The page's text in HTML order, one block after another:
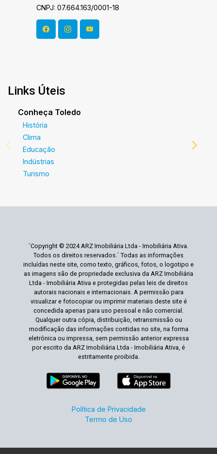
CNPJ: 07.664.163/0001-18
Links Úteis
Conheça Toledo
História
Clima
Educação
Indústrias
Turismo
`Copyright © 2024 ARZ Imobiliária Ltda - Imobiliária Ativa.
Todos os direitos reservados.` Todas as informações
incluídas neste site, como texto, gráficos, fotos, o logotipo e
as imagens são de propriedade exclusiva da ARZ Imobiliária
Ltda - Imobiliária Ativa e protegidas pelas leis de direitos
autorais nacionais e internacionais. A permissão para
visualizar e fotocopiar ou imprimir materiais deste site é
concedida apenas para uso pessoal e não comercial.
Qualquer outra cópia, distribuição, retransmissão ou
modificação das informações contidas no site, na forma
eletrônica ou impressa, sem permissão anterior expressa
por escrito da ARZ Imobiliária Ltda - Imobiliária Ativa, é
estritamente proibida.
Política de Privacidade
Termo de Uso